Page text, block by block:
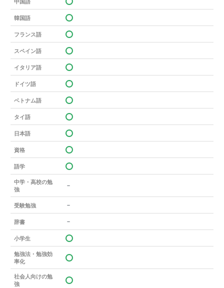
中国語
韓国語
フランス語
スペイン語
イタリア語
ドイツ語
ベトナム語
タイ語
日本語
資格
語学
中学・高校の勉
強
－
受験勉強 －
辞書 －
小学生
勉強法・勉強効
率化
社会人向けの勉
強